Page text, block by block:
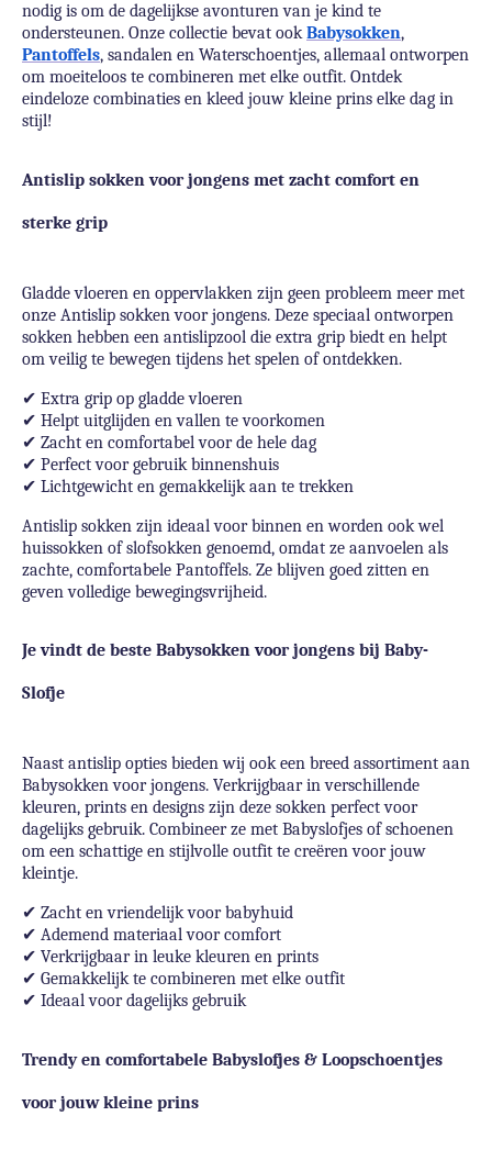
nodig is om de dagelijkse avonturen van je kind te
ondersteunen. Onze collectie bevat ookBabysokken,
Pantoffels, sandalen en Waterschoentjes, allemaal ontworpen
om moeiteloos te combineren met elke outfit. Ontdek
eindeloze combinaties en kleed jouw kleine prins elke dag in
stijl!
Antislip sokken voor jongens met zacht comfort en
sterke grip
Gladde vloeren en oppervlakken zijn geen probleem meer met
onze Antislip sokken voor jongens. Deze speciaal ontworpen
sokken hebben een antislipzool die extra grip biedt en helpt
om veilig te bewegen tijdens het spelen of ontdekken.
✔ Extra grip op gladde vloeren
✔ Helpt uitglijden en vallen te voorkomen
✔ Zacht en comfortabel voor de hele dag
✔ Perfect voor gebruik binnenshuis
✔ Lichtgewicht en gemakkelijk aan te trekken
Antislip sokken zijn ideaal voor binnen en worden ook wel
huissokken of slofsokken genoemd, omdat ze aanvoelen als
zachte, comfortabele Pantoffels. Ze blijven goed zitten en
geven volledige bewegingsvrijheid.
Je vindt de beste Babysokken voor jongens bij Baby-
Slofje
Naast antislip opties bieden wij ook een breed assortiment aan
Babysokken voor jongens. Verkrijgbaar in verschillende
kleuren, prints en designs zijn deze sokken perfect voor
dagelijks gebruik. Combineer ze met Babyslofjes of schoenen
om een schattige en stijlvolle outfit te creëren voor jouw
kleintje.
✔ Zacht en vriendelijk voor babyhuid
✔ Ademend materiaal voor comfort
✔ Verkrijgbaar in leuke kleuren en prints
✔ Gemakkelijk te combineren met elke outfit
✔ Ideaal voor dagelijks gebruik
Trendy en comfortabele Babyslofjes & Loopschoentjes
voor jouw kleine prins